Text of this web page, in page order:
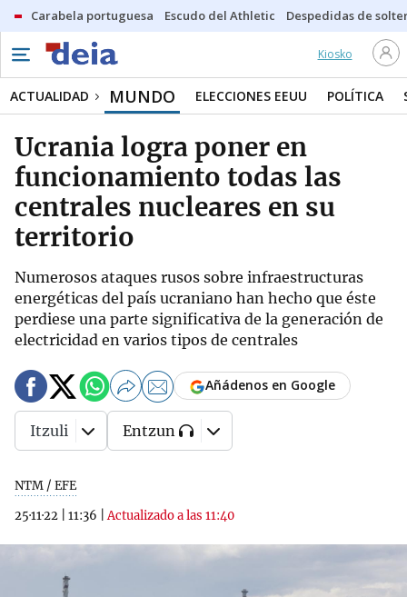
Carabela portuguesa Escudo del Athletic Despedidas de
Kiosko
ACTUALIDAD MUNDO ELECCIONES EEUU POLÍTICA
Ucrania logra poner en
funcionamiento todas las
centrales nucleares en su
territorio
Numerosos ataques rusos sobre infraestructuras
energéticas del país ucraniano han hecho que éste
perdiese una parte significativa de la generación de
electricidad en varios tipos de centrales
NTM / EFE
25·11·22
11:36 |Actualizado a las 11:40
Añádenos en Google
Itzuli Entzun